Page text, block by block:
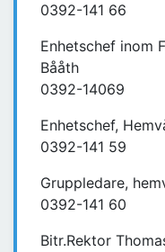
0392-141 66
Enhetschef inom
Bååth
0392-14069
Enhetschef,
0392-141 59
Gruppledare,
0392-141 60
Bitr.Rektor